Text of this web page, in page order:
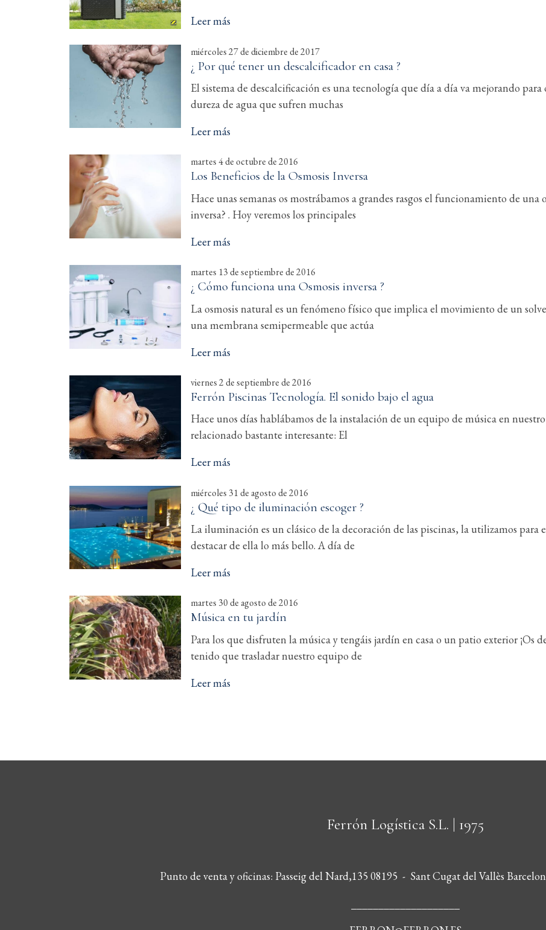
Leer más
miércoles 27 de diciembre de 2017
¿ Por qué tener un descalcificador en casa ?
El sistema de descalcificación es una tecnología que día a día va mejorando
dureza de agua que sufren muchas
Leer más
martes 4 de octubre de 2016
Los Beneficios de la Osmosis Inversa
Hace unas semanas os mostrábamos a grandes rasgos el funcionamiento de
inversa? . Hoy veremos los principales
Leer más
martes 13 de septiembre de 2016
¿ Cómo funciona una Osmosis inversa ?
La osmosis natural es un fenómeno físico que implica el movimiento de un
una membrana semipermeable que actúa
Leer más
viernes 2 de septiembre de 2016
Ferrón Piscinas Tecnología. El sonido bajo el agua
Hace unos días hablábamos de la instalación de un equipo de música en
relacionado bastante interesante: El
Leer más
miércoles 31 de agosto de 2016
¿ Qué tipo de iluminación escoger ?
La iluminación es un clásico de la decoración de las piscinas, la utilizamos para
destacar de ella lo más bello. A día de
Leer más
martes 30 de agosto de 2016
Música en tu jardín
Para los que disfruten la música y tengáis jardín en casa o un patio exterior ¡Os
tenido que trasladar nuestro equipo de
Leer más
Ferrón Logística S.L. | 1975
Punto de venta y oficinas: Passeig del Nard,135 08195 - Sant Cugat del Vallès